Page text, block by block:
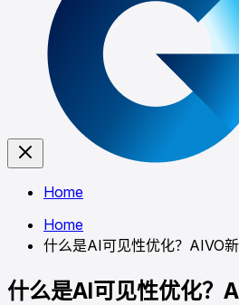
Home
Home
什么是AI可见性优化？AIVO
什么是AI可见性优化？